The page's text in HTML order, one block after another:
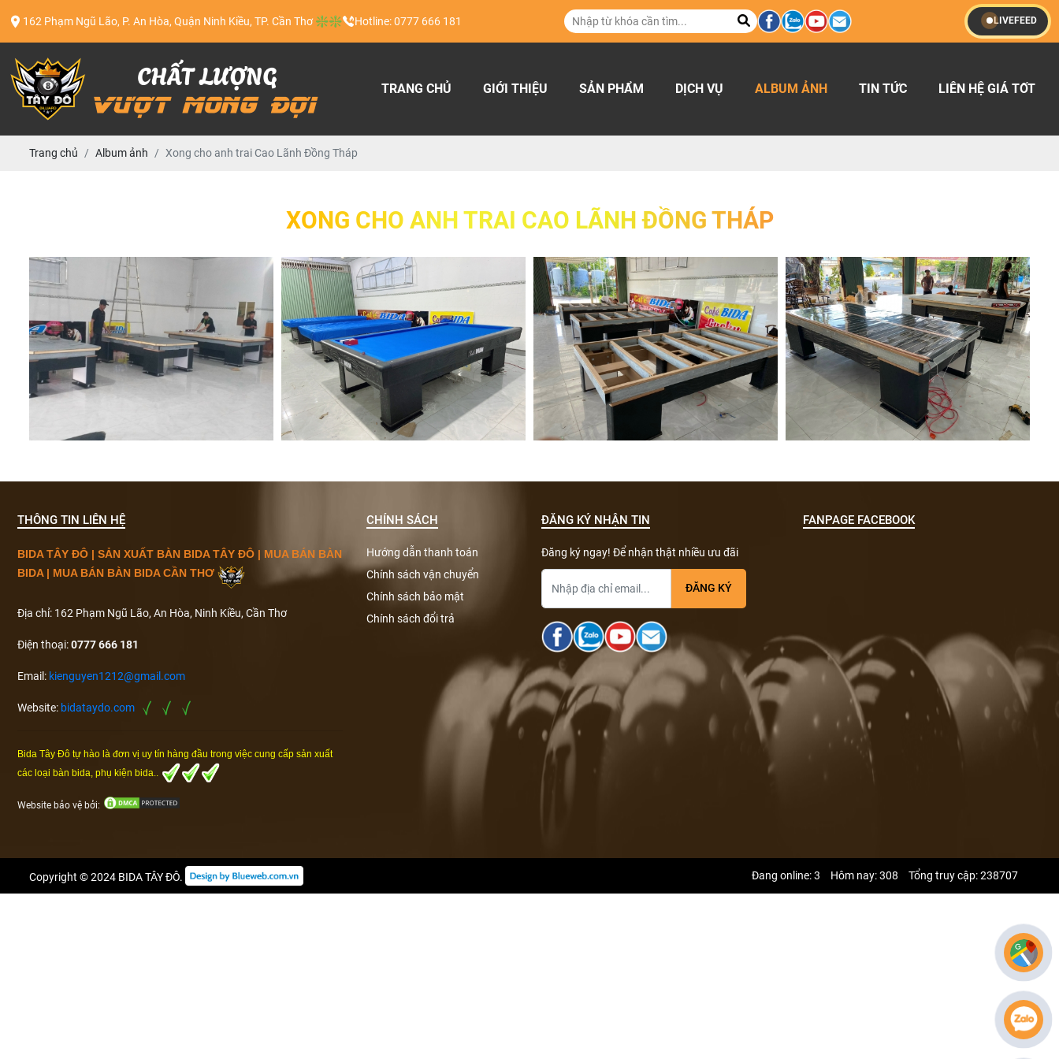
162 Phạm Ngũ Lão, P. An Hòa, Quận Ninh Kiều, TP. Cần Thơ ❇️❇️ Hotline: 0777 666 181 LIVEFEED
TRANG CHỦ GIỚI THIỆU SẢN PHẨM DỊCH VỤ ALBUM ẢNH TIN TỨC LIÊN HỆ GIÁ TỐT
Trang chủ Album ảnh Xong cho anh trai Cao Lãnh Đồng Tháp
XONG CHO ANH TRAI CAO LÃNH ĐỒNG THÁP
THÔNG TIN LIÊN HỆ
BIDA TÂY ĐÔ | SẢN XUẤT BÀN BIDA TÂY ĐÔ | MUA BÁN BÀN
BIDA | MUA BÁN BÀN BIDA CẦN THƠ
Địa chỉ: 162 Phạm Ngũ Lão, An Hòa, Ninh Kiều, Cần Thơ
Điện thoại:0777 666 181
Email: kienguyen1212@gmail.com
Website: bidataydo.com
Bida Tây Đô tự hào là đơn vị uy tín hàng đầu trong việc cung cấp sản xuất
các loại bàn bida, phụ kiện bida..
Website bảo vệ bởi:
CHÍNH SÁCH
Hướng dẫn thanh toán
Chính sách vận chuyển
Chính sách bảo mật
Chính sách đổi trả
ĐĂNG KÝ NHẬN TIN
Đăng ký ngay! Để nhận thật nhiều ưu đãi
FANPAGE FACEBOOK
Copyright © 2024 BIDA TÂY ĐÔ. Đang online: 3 Hôm nay: 308 Tổng truy cập: 238707